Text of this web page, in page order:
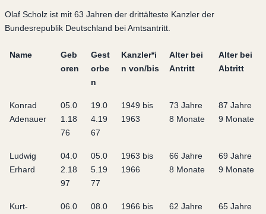
Olaf Scholz ist mit 63 Jahren der drittälteste Kanzler der
Bundesrepublik Deutschland bei Amtsantritt.
Name
Geb
oren
Gest
orbe
n
Kanzler*i
n von/bis
Alter bei
Antritt
Alter bei
Abtritt
Konrad
Adenauer
05.0
1.18
76
19.0
4.19
67
1949 bis
1963
73 Jahre
8 Monate
87 Jahre
9 Monate
Ludwig
Erhard
04.0
2.18
97
05.0
5.19
77
1963 bis
1966
66 Jahre
8 Monate
69 Jahre
9 Monate
Kurt-
06.0
08.0
1966 bis
62 Jahre
65 Jahre